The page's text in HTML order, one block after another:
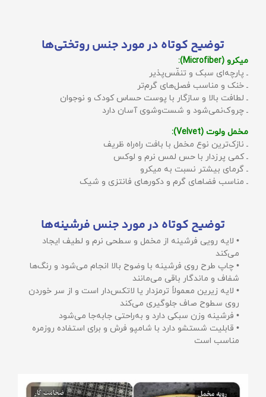
توضیح کوتاه در مورد جنس روتختی‌ها
میکرو (Microfiber):
ـ پارچه‌ای سبک و تنفّس‌پذیر
ـ خنک و مناسب فصل‌های گرم‌تر
ـ لطافت بالا و سازگار با پوست حساس کودک و نوجوان
ـ چروک‌نمی‌شود و شست‌وشوی آسان دارد
مخمل ولوت (Velvet):
ـ نازک‌ترین نوع مخمل با بافت راه‌راه ظریف
ـ کمی پرزدار با حس لمس نرم و لوکس
ـ گرمای بیشتر نسبت به میکرو
ـ مناسب فضاهای گرم و دکورهای فانتزی و شیک
توضیح کوتاه در مورد جنس فرشینه‌ها
• لایه رویی فرشینه از مخمل و سطحی نرم و لطیف ایجاد
می‌کند
• چاپ طرح روی فرشینه با وضوح بالا انجام می‌شود و رنگ‌ها
شفاف و ماندگار باقی می‌مانند
• لایه زیرین معمولاً ترمزدار یا لاتکس‌دار است و از سر خوردن
روی سطوح صاف جلوگیری می‌کند
• فرشینه وزن سبکی دارد و به‌راحتی جابه‌جا می‌شود
• قابلیت شستشو دارد با شامپو فرش و برای استفاده روزمره
مناسب است